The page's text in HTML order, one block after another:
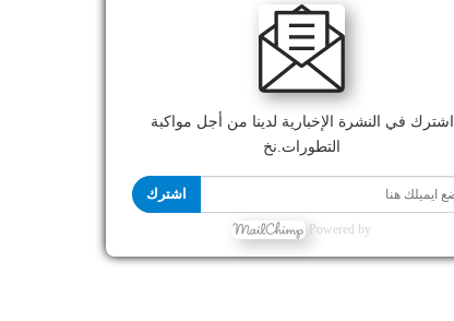
اشترك في النشرة الإخبارية لدينا من أجل مواكبة
التطورات.نخ
اشترك
Powered by